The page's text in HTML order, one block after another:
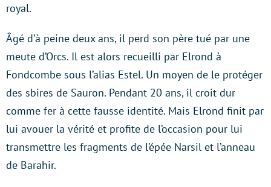
royal.
Âgé d’à peine deux ans, il perd son père tué par une
meute d’Orcs. Il est alors recueilli par Elrond à
Fondcombe sous l’alias Estel. Un moyen de le protéger
des sbires de Sauron. Pendant 20 ans, il croit dur
comme fer à cette fausse identité. Mais Elrond finit par
lui avouer la vérité et profite de l’occasion pour lui
transmettre les fragments de l’épée Narsil et l’anneau
de Barahir.